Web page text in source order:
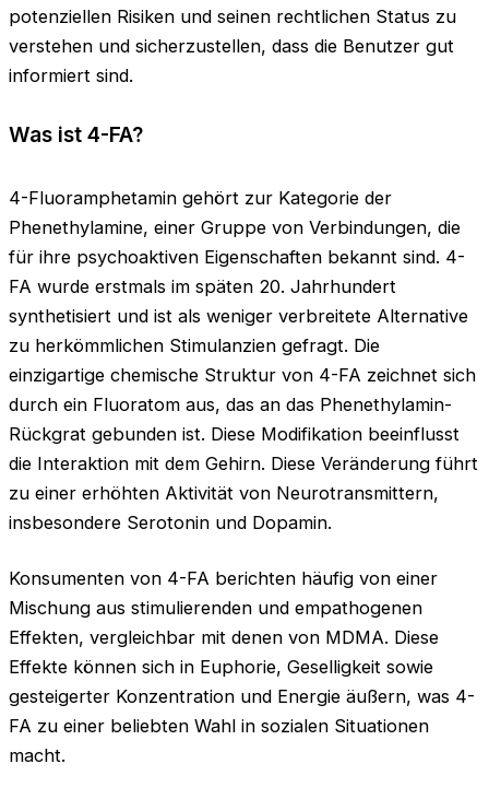
potenziellen Risiken und seinen rechtlichen Status zu
verstehen und sicherzustellen, dass die Benutzer gut
informiert sind.
Was ist 4-FA?
4-Fluoramphetamin gehört zur Kategorie der
Phenethylamine, einer Gruppe von Verbindungen, die
für ihre psychoaktiven Eigenschaften bekannt sind. 4-
FA wurde erstmals im späten 20. Jahrhundert
synthetisiert und ist als weniger verbreitete Alternative
zu herkömmlichen Stimulanzien gefragt. Die
einzigartige chemische Struktur von 4-FA zeichnet sich
durch ein Fluoratom aus, das an das Phenethylamin-
Rückgrat gebunden ist. Diese Modifikation beeinflusst
die Interaktion mit dem Gehirn. Diese Veränderung führt
zu einer erhöhten Aktivität von Neurotransmittern,
insbesondere Serotonin und Dopamin.
Konsumenten von 4-FA berichten häufig von einer
Mischung aus stimulierenden und empathogenen
Effekten, vergleichbar mit denen von MDMA. Diese
Effekte können sich in Euphorie, Geselligkeit sowie
gesteigerter Konzentration und Energie äußern, was 4-
FA zu einer beliebten Wahl in sozialen Situationen
macht.